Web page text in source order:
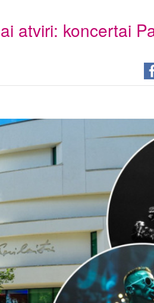
atviri: koncertai